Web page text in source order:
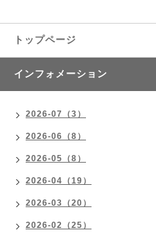
トップページ
インフォメーション
2026-07（3）
2026-06（8）
2026-05（8）
2026-04（19）
2026-03（20）
2026-02（25）